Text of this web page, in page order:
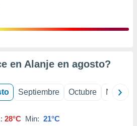
en Alanje en agosto?
Septiembre Octubre
28°C Min: 21°C